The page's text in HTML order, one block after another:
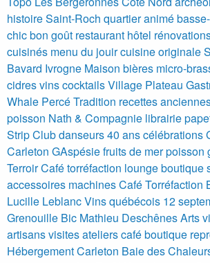
histoireSaint-Roch quartier animé
chic bon goût restaurant hôtel
cuisinés menu du jouir cuisine originale
Bavard Ivrogne Maison bières micro-
cidres vins cocktails Village Plateau
Whale Percé Tradition recettes
poisson Nath & Compagnie librairie
Strip Club danseurs 40 ans célébrations
Carleton GAspésie fruits de mer poisson
TerroirCafé torréfaction lounge boutique
accessoires machinesCafé Torréfaction
Lucille LeblancVins québécois 12
Grenouille Bic Mathieu DeschênesArts
artisans visites ateliers café boutique
Hébergement Carleton Baie des